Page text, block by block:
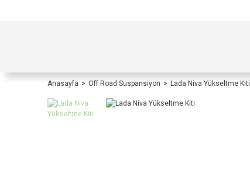
Anasayfa Off Road Suspansiyon Lada Niva Yükseltme Kiti